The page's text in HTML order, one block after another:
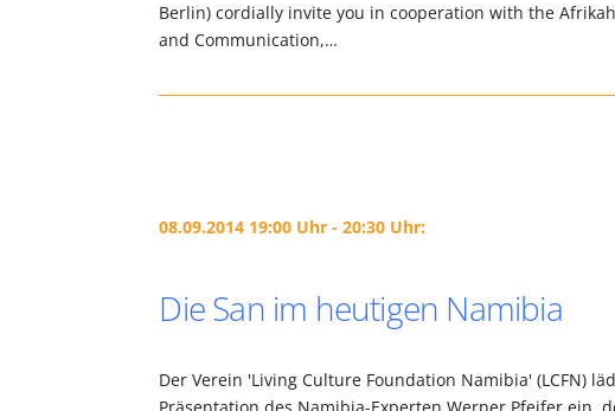
Berlin) cordially invite you in cooperation with the
and Communication,…
08.09.2014 19:00 Uhr - 20:30 Uhr:
Die San im heutigen Namibia
Der Verein 'Living Culture Foundation Namibia' (LCFN)